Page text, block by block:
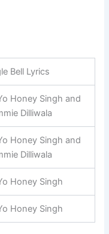
Bell Lyrics
Honey Singh and
Dilliwala
Honey Singh and
Dilliwala
Honey Singh
Honey Singh